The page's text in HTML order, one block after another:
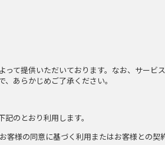
って提供いただいております。なお、サー
あらかじめご了承ください。
のとおり利用します。
客様の同意に基づく利用またはお客様との契